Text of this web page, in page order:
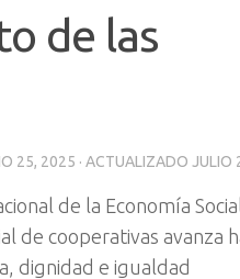
de las
25, 2025 · ACTUALIZADO JULIO
de la Economía
de cooperativas avanza
dignidad e igualdad